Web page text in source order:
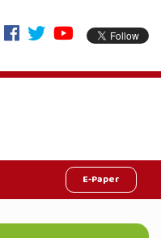
सिविल लाइंस MLA गोपाल
सबसे बड़ी ताकत'
E-Paper